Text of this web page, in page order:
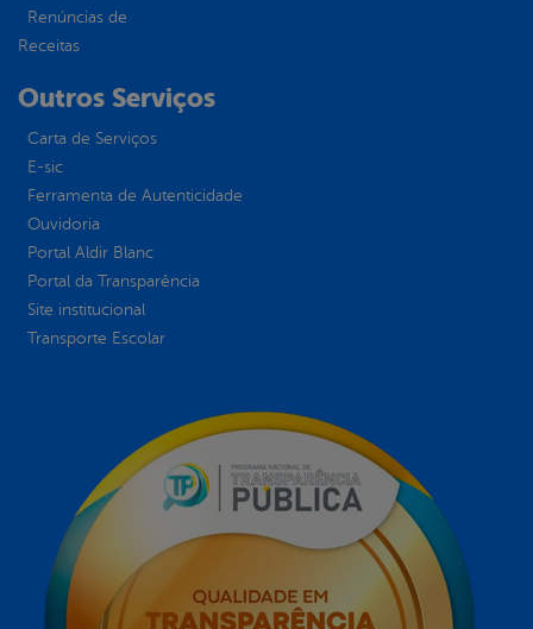
Renúncias de
Receitas
Outros Serviços
Carta de Serviços
E-sic
Ferramenta de Autenticidade
Ouvidoria
Portal Aldir Blanc
Portal da Transparência
Site institucional
Transporte Escolar